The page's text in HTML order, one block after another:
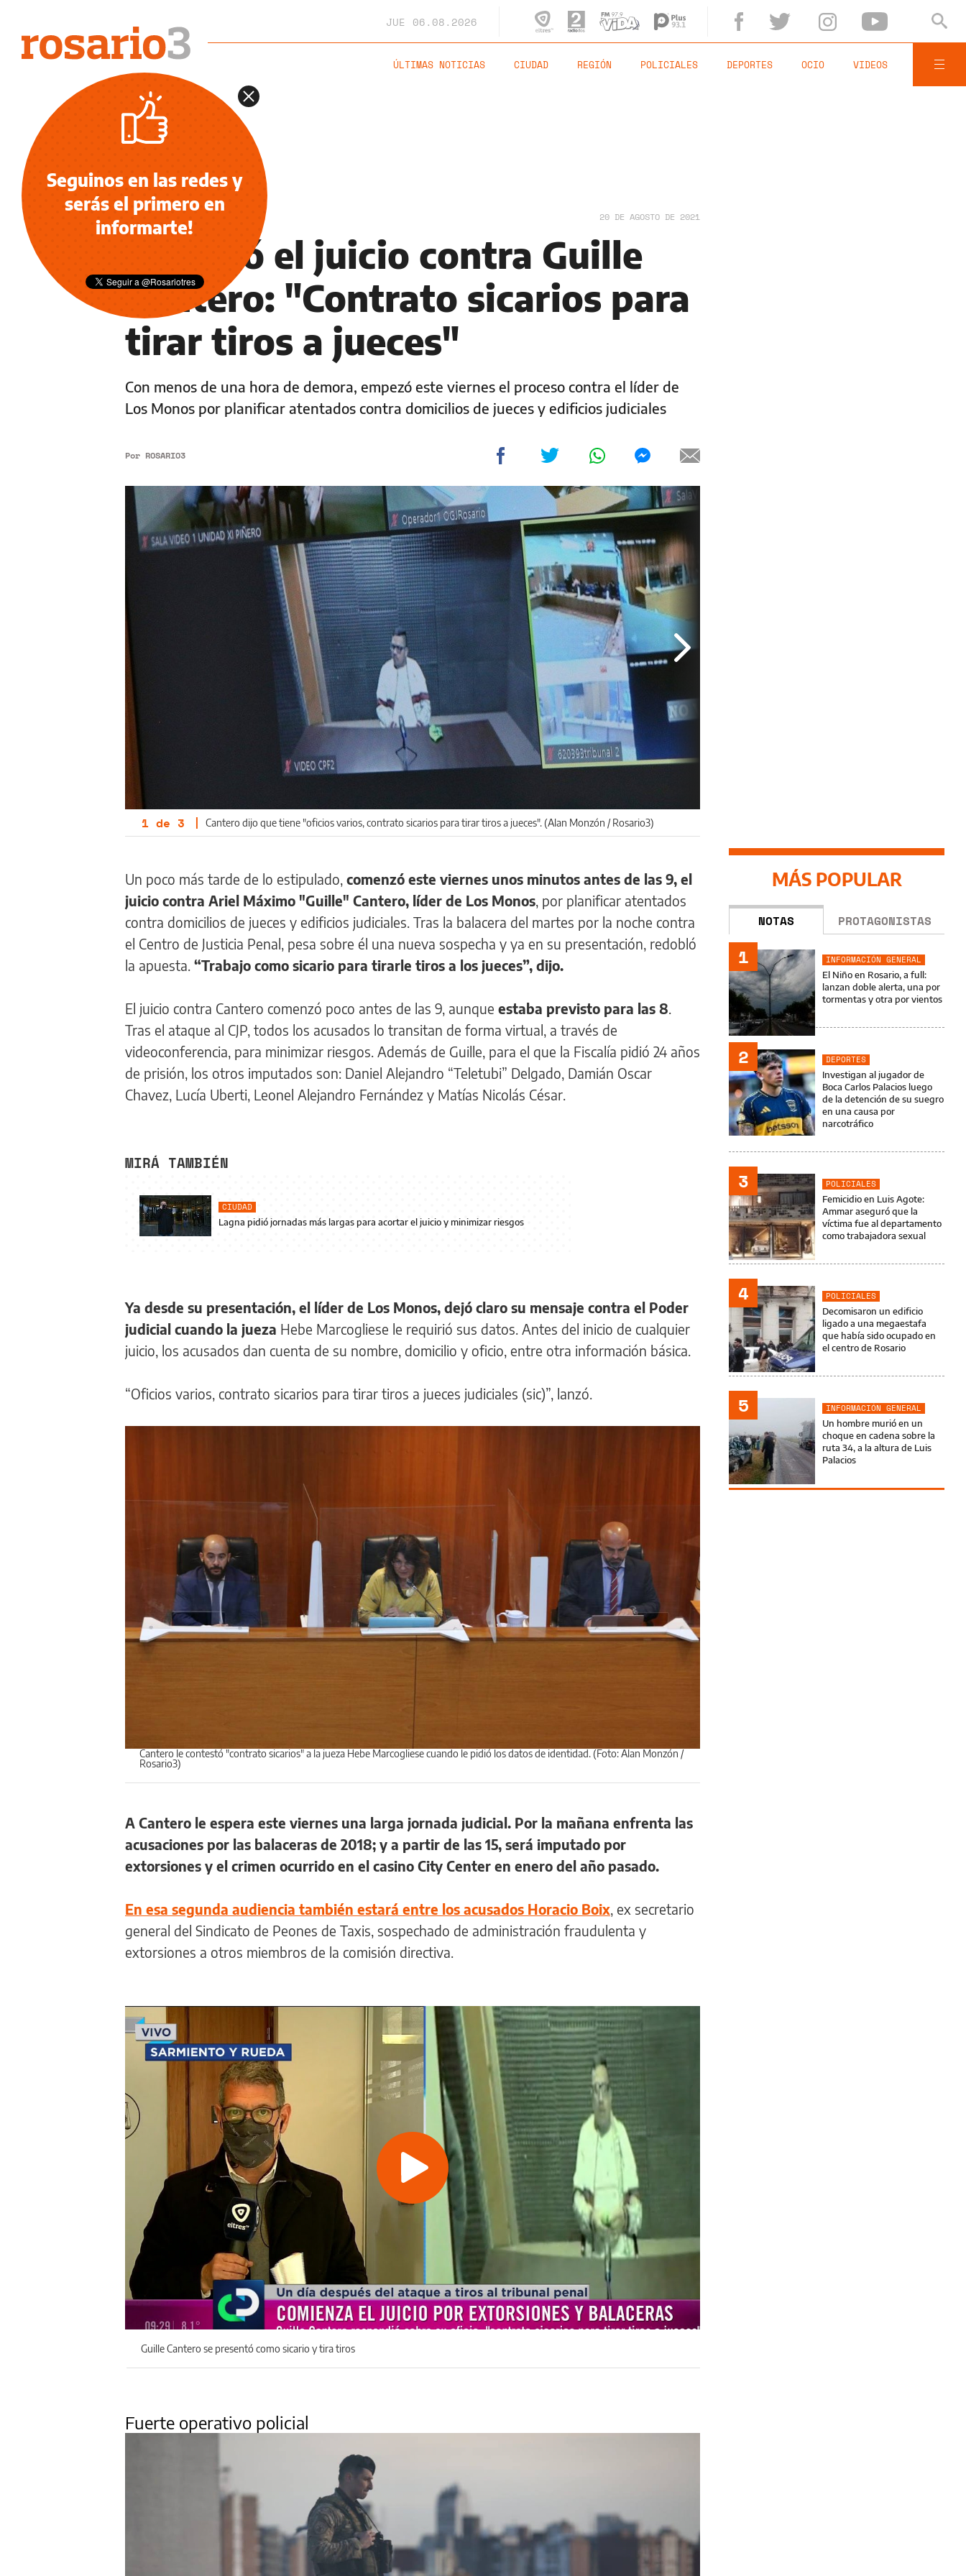
JUE 06.08.2026
ÚLTIMAS NOTICIAS CIUDAD REGIÓN POLICIALES DEPORTES OCIO VIDEOS
POLICIALES 20 DE AGOSTO DE 2021
Arrancó el juicio contra Guille
Cantero: "Contrato sicarios para
tirar tiros a jueces"
Con menos de una hora de demora, empezó este viernes el proceso contra el líder de
Los Monos por planificar atentados contra domicilios de jueces y edificios judiciales
Por ROSARIO3
1 de 3 | Cantero dijo que tiene "oficios varios, contrato sicarios para tirar tiros a jueces". (Alan Monzón / Rosario3)
Un poco más tarde de lo estipulado, comenzó este viernes unos minutos antes de las 9, el
juicio contra Ariel Máximo "Guille" Cantero, líder de Los Monos , por planificar atentados
contra domicilios de jueces y edificios judiciales. Tras la balacera del martes por la noche contra
el Centro de Justicia Penal, pesa sobre él una nueva sospecha y ya en su presentación, redobló
la apuesta. “Trabajo como sicario para tirarle tiros a los jueces”, dijo.
El juicio contra Cantero comenzó poco antes de las 9, aunque estaba previsto para las 8
Tras el ataque al CJP, todos los acusados lo transitan de forma virtual, a través de
videoconferencia, para minimizar riesgos. Además de Guille, para el que la Fiscalía pidió 24 años
de prisión, los otros imputados son: Daniel Alejandro “Teletubi” Delgado, Damián Oscar
Chavez, Lucía Uberti, Leonel Alejandro Fernández y Matías Nicolás César.
MIRÁ TAMBIÉN
CIUDAD
Lagna pidió jornadas más largas para acortar el juicio y minimizar riesgos
Ya desde su presentación, el líder de Los Monos, dejó claro su mensaje contra el Poder
judicial cuando la jueza Hebe Marcogliese le requirió sus datos. Antes del inicio de cualquier
juicio, los acusados dan cuenta de su nombre, domicilio y oficio, entre otra información básica.
“Oficios varios, contrato sicarios para tirar tiros a jueces judiciales (sic)”, lanzó.
Cantero le contestó "contrato sicarios" a la jueza Hebe Marcogliese cuando le pidió los datos de identidad. (Foto: Alan Monzón /
Rosario3)
A Cantero le espera este viernes una larga jornada judicial. Por la mañana enfrenta las
acusaciones por las balaceras de 2018; y a partir de las 15, será imputado por
extorsiones y el crimen ocurrido en el casino City Center en enero del año pasado.
En esa segunda audiencia también estará entre los acusados Horacio Boix, ex secretario
general del Sindicato de Peones de Taxis, sospechado de administración fraudulenta y
extorsiones a otros miembros de la comisión directiva.
Play
Video
Guille Cantero se presentó como sicario y tira tiros
Fuerte operativo policial
MÁS POPULAR
NOTAS PROTAGONISTAS
1
INFORMACIÓN GENERAL
El Niño en Rosario, a full:
lanzan doble alerta, una por
tormentas y otra por vientos
2
DEPORTES
Investigan al jugador de
Boca Carlos Palacios luego
de la detención de su suegro
en una causa por
narcotráfico
3
POLICIALES
Femicidio en Luis Agote:
Ammar aseguró que la
víctima fue al departamento
como trabajadora sexual
4
POLICIALES
Decomisaron un edificio
ligado a una megaestafa
que había sido ocupado en
el centro de Rosario
5
INFORMACIÓN GENERAL
Un hombre murió en un
choque en cadena sobre la
ruta 34, a la altura de Luis
Palacios
Seguinos en las redes y
serás el primero en
informarte!